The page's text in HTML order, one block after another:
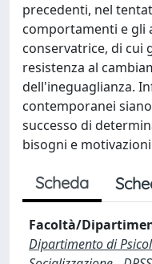
precedenti, nel
comportamenti e gli
conservatrice, di cui
resistenza al
dell'ineguaglianza.
contemporanei
successo di
bisogni e
Scheda
Facoltà/
Dipartimento di